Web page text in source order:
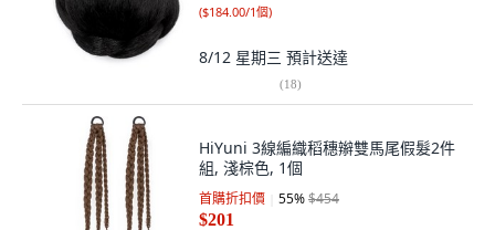
($184.00/1個)
8/12 星期三 預計送達
(18)
HiYuni 3線編織稻穗辮雙馬尾假髮2件
組, 淺棕色, 1個
首購折扣價 55%$454
$201